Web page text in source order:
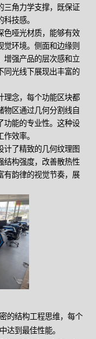
三角力学支撑，既保证
技感。
色哑光材质，能够有效
觉环境。侧面和边缘则
增强产品的层次感和立
同光线下展现出丰富的
理念，每个功能区块都
物区通过几何分割线自
功能的专业性。这种设
效率。
计了精致的几何纹理图
结构强度，改善散热性
有韵律的视觉节奏，展
的结构工程思维，每个
达到最佳性能。